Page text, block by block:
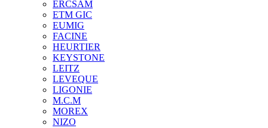
ERCSAM
ETM GIC
EUMIG
FACINE
HEURTIER
KEYSTONE
LEITZ
LEVEQUE
LIGONIE
M.C.M
MOREX
NIZO